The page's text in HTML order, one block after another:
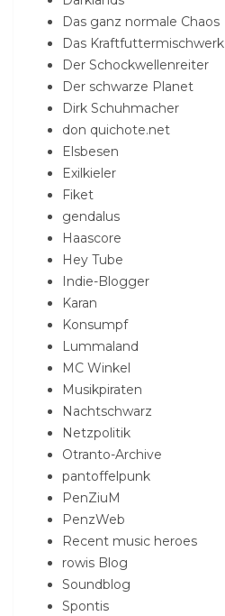
Das ganz normale Chaos
Das Kraftfuttermischwerk
Der Schockwellenreiter
Der schwarze Planet
Dirk Schuhmacher
don quichote.net
Elsbesen
Exilkieler
Fiket
gendalus
Haascore
Hey Tube
Indie-Blogger
Karan
Konsumpf
Lummaland
MC Winkel
Musikpiraten
Nachtschwarz
Netzpolitik
Otranto-Archive
pantoffelpunk
PenZiuM
PenzWeb
Recent music heroes
rowis Blog
Soundblog
Spontis